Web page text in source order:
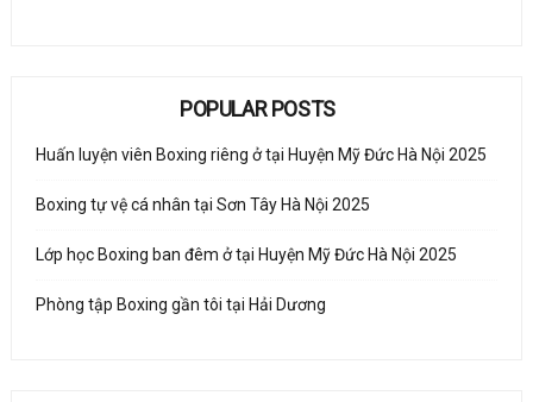
POPULAR POSTS
Huấn luyện viên Boxing riêng ở tại Huyện Mỹ Đức Hà Nội 2025
Boxing tự vệ cá nhân tại Sơn Tây Hà Nội 2025
Lớp học Boxing ban đêm ở tại Huyện Mỹ Đức Hà Nội 2025
Phòng tập Boxing gần tôi tại Hải Dương